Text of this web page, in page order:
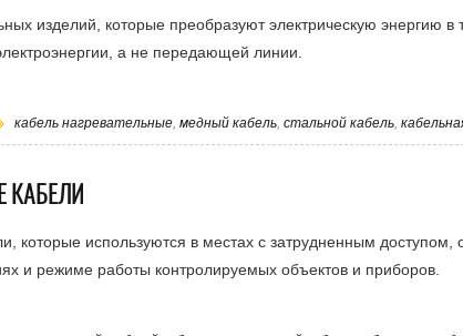
изделий, которые преобразуют электрическую энергию в
а не передающей линии.
кабель нагревательные, медный кабель, стальной кабель,
КАБЕЛИ
которые используются в местах с затрудненным доступом,
и режиме работы контролируемых объектов и приборов.